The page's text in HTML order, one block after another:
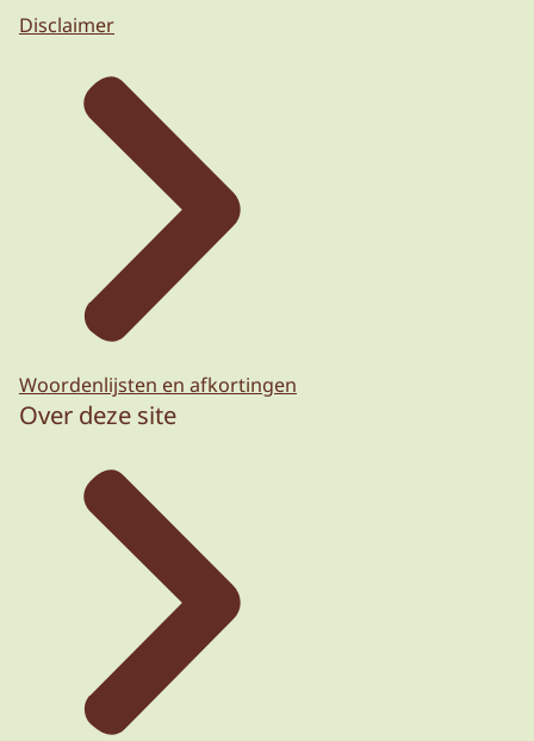
Disclaimer
Woordenlijsten en afkortingen
Over deze site